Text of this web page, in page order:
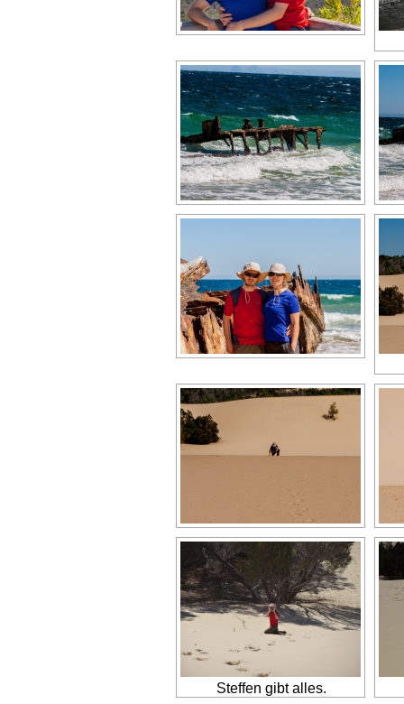
Steffen gibt alles.